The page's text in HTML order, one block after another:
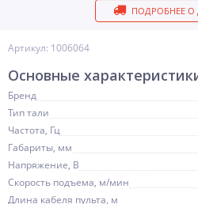
Артикул: 1006064
ПОДРОБНЕЕ О
Основные
Бренд
Тип тали
Частота, Гц
Габариты, мм
Напряжение, В
Скорость подъема, м/мин
Длина кабеля пульта, м